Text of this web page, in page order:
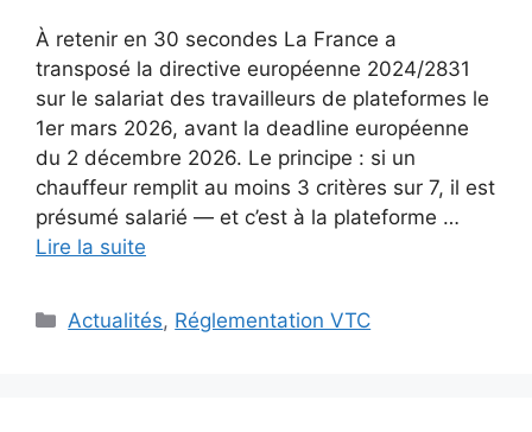
À retenir en 30 secondes La France a
transposé la directive européenne 2024/2831
sur le salariat des travailleurs de plateformes le
1er mars 2026, avant la deadline européenne
du 2 décembre 2026. Le principe : si un
chauffeur remplit au moins 3 critères sur 7, il est
présumé salarié — et c’est à la plateforme …
Lire la suite
Catégories
Actualités, Réglementation VTC